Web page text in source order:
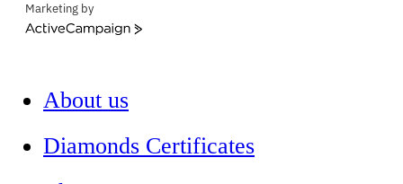
Marketing by
ActiveCampaign
About us
Diamonds Certificates